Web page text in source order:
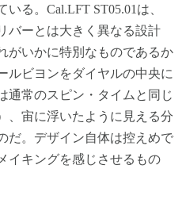
る。Cal.LFT ST05.01は、
バーとは大きく異なる設計
がいかに特別なものであるか
ルビヨンをダイヤルの中央に
通常のスピン・タイムと同じ
、宙に浮いたように見える分
だ。デザイン自体は控えめで
イキングを感じさせるもの